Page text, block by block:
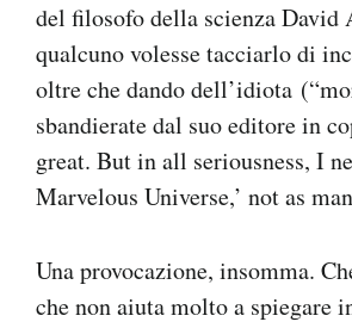
del filosofo della scienza David
qualcuno volesse tacciarlo di
oltre che dando dell’idiota
sbandierate dal suo editore in
great. But in all seriousness, I
Marvelous Universe,’ not as
Una provocazione, insomma.
che non aiuta molto a spiegare